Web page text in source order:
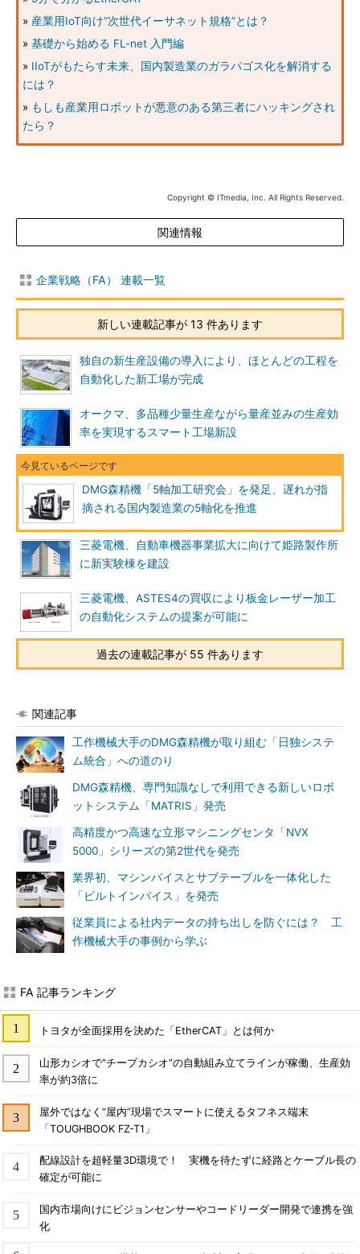
» 産業用IoT向け“次世代イーサネット規格”とは？
» 基礎から始める FL-net 入門編
» IIoTがもたらす未来、国内製造業のガラパゴス化を解消する
には？
» もしも産業用ロボットが悪意のある第三者にハッキングされ
たら？
Copyright © ITmedia, Inc. All Rights Reserved.
関連情報
企業戦略（FA） 連載一覧
新しい連載記事が 13 件あります
独自の新生産設備の導入により、ほとんどの工程を
自動化した新工場が完成
オークマ、多品種少量生産ながら量産並みの生産効
率を実現するスマート工場新設
DMG森精機「5軸加工研究会」を発足、遅れが指
摘される国内製造業の5軸化を推進
三菱電機、自動車機器事業拡大に向けて姫路製作所
に新実験棟を建設
三菱電機、ASTES4の買収により板金レーザー加工
の自動化システムの提案が可能に
過去の連載記事が 55 件あります
関連記事
工作機械大手のDMG森精機が取り組む「日独システ
ム統合」への道のり
DMG森精機、専門知識なしで利用できる新しいロボ
ットシステム「MATRIS」発売
高精度かつ高速な立形マシニングセンタ「NVX
5000」シリーズの第2世代を発売
業界初、マシンバイスとサブテーブルを一体化した
「ビルトインバイス」を発売
従業員による社内データの持ち出しを防ぐには？ 工
作機械大手の事例から学ぶ
FA 記事ランキング
トヨタが全面採用を決めた「EtherCAT」とは何か
山形カシオで“チープカシオ”の自動組み立てラインが稼働、生産効
率が約3倍に
屋外ではなく“屋内”現場でスマートに使えるタフネス端末
「TOUGHBOOK FZ-T1」
配線設計を超軽量3D環境で！ 実機を待たずに経路とケーブル長の
確定が可能に
国内市場向けにビジョンセンサーやコードリーダー開発で連携を強
化